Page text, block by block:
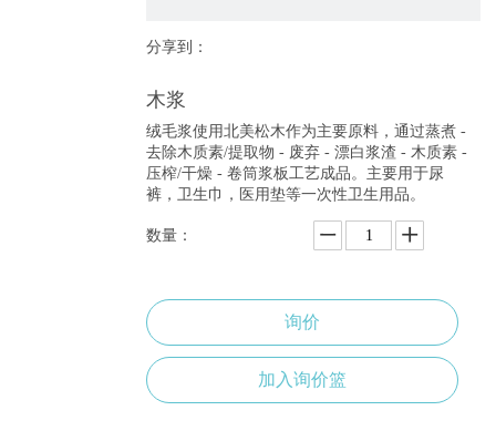
分享到：
木浆
绒毛浆使用北美松木作为主要原料，通过蒸煮 -
去除木质素/提取物 - 废弃 - 漂白浆渣 - 木质素 -
压榨/干燥 - 卷筒浆板工艺成品。主要用于尿
裤，卫生巾，医用垫等一次性卫生用品。
数量：
询价
加入询价篮